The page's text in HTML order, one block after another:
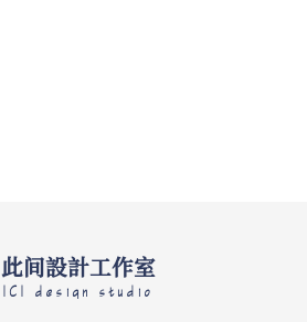
此间設計工作室
ICI design studio